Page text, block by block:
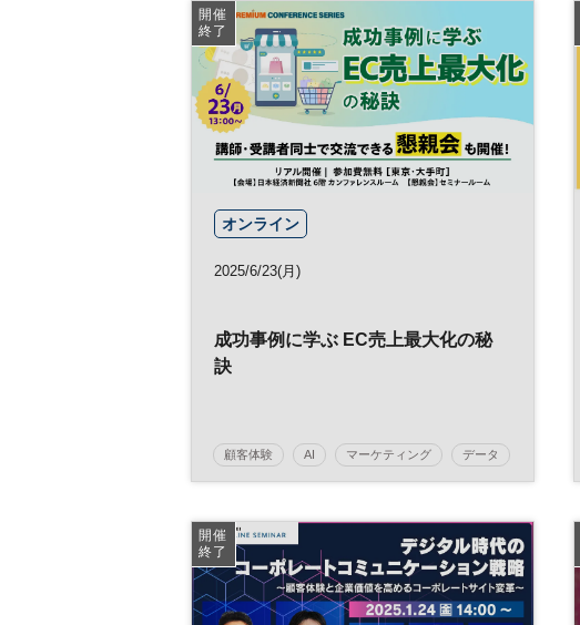
開催
終了
オンライン
2025/6/23(月)
成功事例に学ぶ EC売上最大化の秘
訣
顧客体験 AI マーケティング データ
日経メッセプレミアム・カンファレンス・シリー
ズ
開催
終了